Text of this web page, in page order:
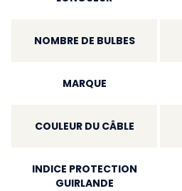
NOMBRE DE BULBES
MARQUE
COULEUR DU CÂBLE
INDICE PROTECTION
GUIRLANDE